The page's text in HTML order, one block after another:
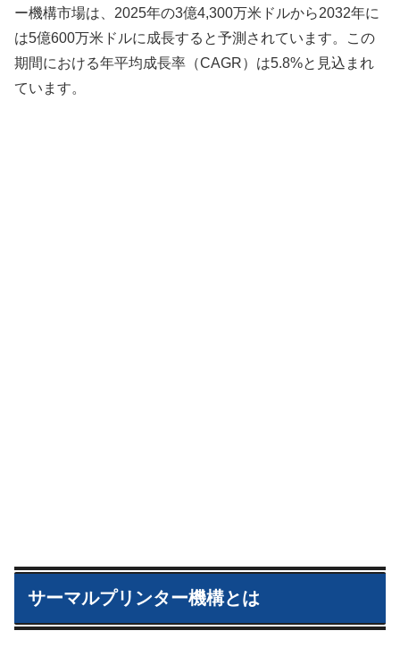
ー機構市場は、2025年の3億4,300万米ドルから2032年に
は5億600万米ドルに成長すると予測されています。この
期間における年平均成長率（CAGR）は5.8%と見込まれ
ています。
サーマルプリンター機構とは